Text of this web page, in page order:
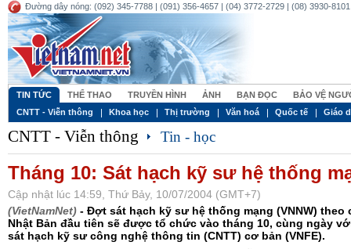
Đường dây nóng: (092) 345-7788 | (091) 356-4657 | (04) 3772-2729 | (08) 3930-
TIN TỨC THỂ THAO TRUYỀN HÌNH ẢNH BẠN ĐỌC
BẢO VỆ
CNTT - Viễn thông
Khoa học Thị trường Văn hoá Quốc tế Giáo
CNTT - Viễn thông Tin - học
Tháng 10: Sát hạch kỹ sư hệ thống
Cập nhật lúc 14:59, Thứ Bảy, 10/07/2004 (GMT+7)
(VietNamNet) - Đợt sát hạch kỹ sư hệ thống mạng (VNNW) theo
Nhật Bản đầu tiên sẽ được tổ chức vào tháng 10, cùng ngày
sát hạch kỹ sư công nghệ thông tin (CNTT) cơ bản (VNFE).